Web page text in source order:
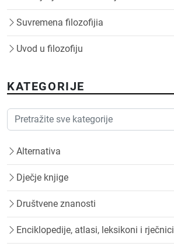
Suvremena filozofijia
Uvod u filozofiju
KATEGORIJE
Alternativa
Dječje knjige
Društvene znanosti
Enciklopedije, atlasi, leksikoni i rječnici